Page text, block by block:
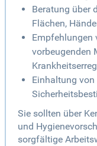
Beratung über
Flächen,
Empfehlungen
vorbeugenden
Einhaltung
Sie sollten über
und
sorgfältige